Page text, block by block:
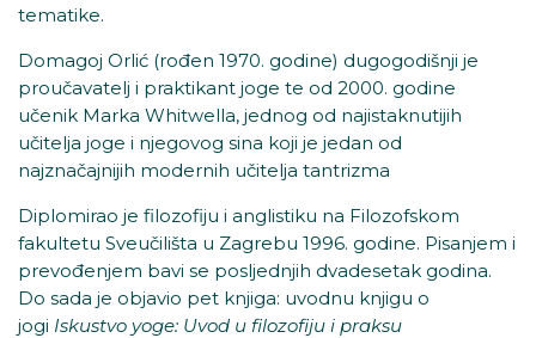
tematike.
Domagoj Orlić (rođen 1970. godine) dugogodišnji je
proučavatelj i praktikant joge te od 2000. godine
učenik Marka Whitwella, jednog od najistaknutijih
učitelja joge i njegovog sina koji je jedan od
najznačajnijih modernih učitelja tantrizma
Diplomirao je filozofiju i anglistiku na Filozofskom
fakultetu Sveučilišta u Zagrebu 1996. godine. Pisanjem i
prevođenjem bavi se posljednjih dvadesetak godina.
Do sada je objavio pet knjiga: uvodnu knjigu o
jogi Iskustvo yoge: Uvod u filozofiju i praksu